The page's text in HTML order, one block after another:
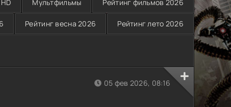
Мультфильмы Рейтинг фильмов 2026
Рейтинг весна 2026 Рейтинг лето 2026
05 фев 2026, 08:16